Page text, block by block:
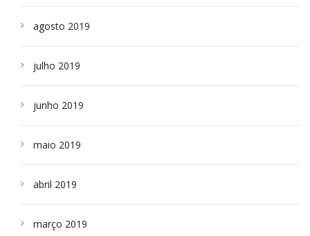
agosto 2019
julho 2019
junho 2019
maio 2019
abril 2019
março 2019